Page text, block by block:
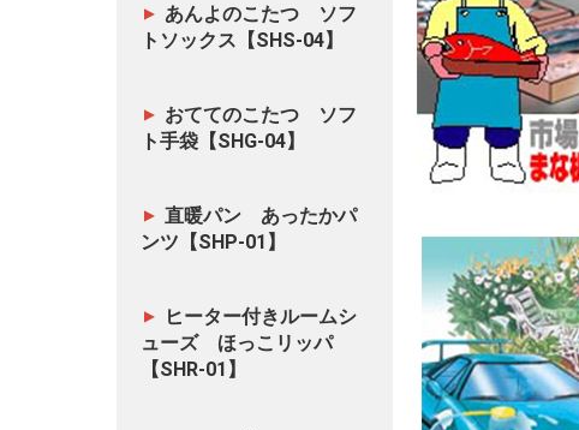
あんよのこたつ ソフ
トソックス【SHS-04】
おててのこたつ ソフ
ト手袋【SHG-04】
直暖パン あったかパ
ンツ【SHP-01】
ヒーター付きルームシ
ューズ ほっこリッパ
【SHR-01】